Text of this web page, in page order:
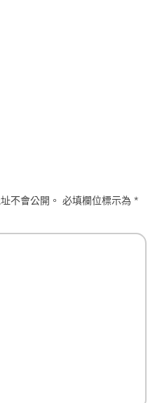
不會公開。 必填欄位標示為*